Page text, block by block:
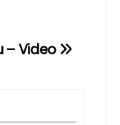
– Video